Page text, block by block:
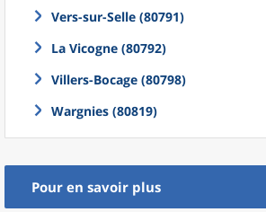
Vers-sur-Selle (80791)
La Vicogne (80792)
Villers-Bocage (80798)
Wargnies (80819)
Pour en savoir plus